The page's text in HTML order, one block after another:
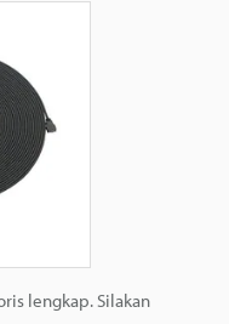
lengkap. Silakan